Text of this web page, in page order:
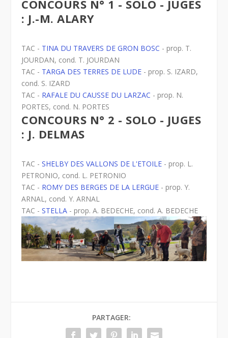
CONCOURS N° 1 - SOLO - JUGES
: J.-M. ALARY
TAC - TINA DU TRAVERS DE GRON BOSC - prop. T.
JOURDAN, cond. T. JOURDAN
TAC - TARGA DES TERRES DE LUDE - prop. S. IZARD,
cond. S. IZARD
TAC - RAFALE DU CAUSSE DU LARZAC - prop. N.
PORTES, cond. N. PORTES
CONCOURS N° 2 - SOLO - JUGES
: J. DELMAS
TAC -SHELBY DES VALLONS DE L'ETOILE - prop. L.
PETRONIO, cond. L. PETRONIO
TAC - ROMY DES BERGES DE LA LERGUE - prop. Y.
ARNAL, cond. Y. ARNAL
TAC -STELLA - prop. A. BEDECHE, cond. A. BEDECHE
PARTAGER: